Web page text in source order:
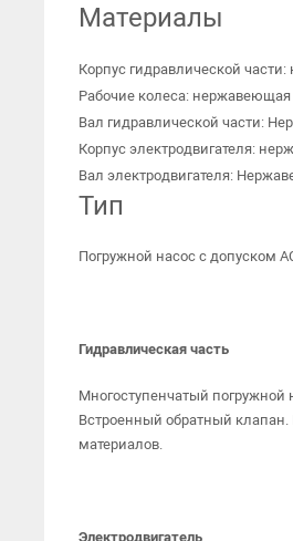
Материалы
Корпус гидравлической
Рабочие колеса: нержавеющая
Вал гидравлической части:
Корпус электродвигателя:
Вал электродвигателя:
Тип
Погружной насос с допуском
Гидравлическая часть
Многоступенчатый
Встроенный обратный
материалов.
Электродвигатель